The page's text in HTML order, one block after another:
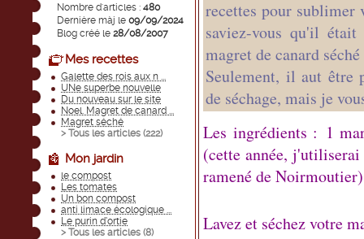
Nombre d'articles : 480
Dernière màj le 09/09/2024
Blog créé le 28/08/2007
Mes recettes
Galette des rois aux n ...
UNe superbe nouvelle
Du nouveau sur le site
Noel. Magret de canard ...
Magret séché
> Tous les articles (222)
Mon jardin
le compost
Les tomates
Un bon compost
anti limace écologique ...
Le purin d’ortie
> Tous les articles (8)
recettes pour sublimer
saviez-vous qu'il
magret de canard
Seulement, il aut être
de séchage, mais je
Les ingrédients : 1
(cette année,
ramené de
Lavez et séchez votre